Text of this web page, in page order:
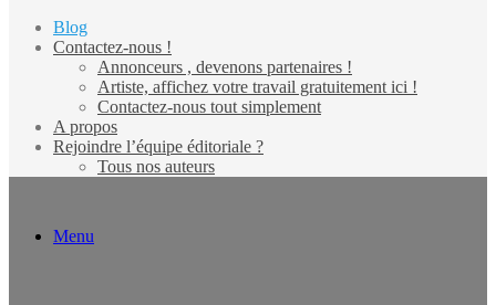
Blog
Contactez-nous !
Annonceurs , devenons partenaires !
Artiste, affichez votre travail gratuitement ici !
Contactez-nous tout simplement
A propos
Rejoindre l’équipe éditoriale ?
Tous nos auteurs
Menu